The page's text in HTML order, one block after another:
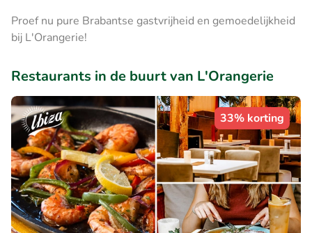
Proef nu pure Brabantse gastvrijheid en gemoedelijkheid
bij L'Orangerie!
Restaurants in de buurt van L'Orangerie
33% korting